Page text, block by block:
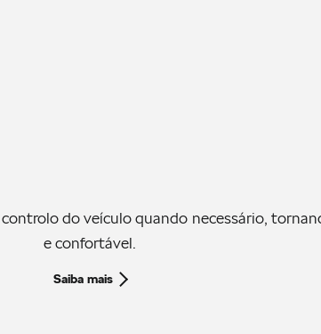
do veículo quando necessário,
e confortável.
Saiba mais